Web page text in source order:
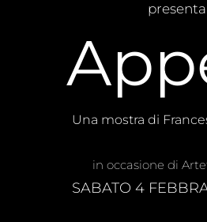
presenta
Una mostra di
in occasione di
SABATO 4